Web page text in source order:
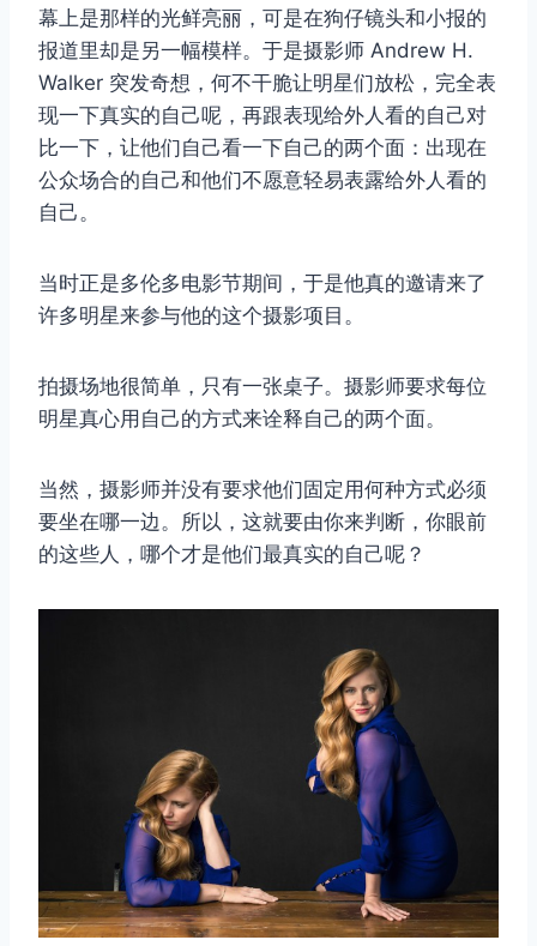
幕上是那样的光鲜亮丽，可是在狗仔镜头和小报的
报道里却是另一幅模样。于是摄影师 Andrew H.
Walker 突发奇想，何不干脆让明星们放松，完全表
现一下真实的自己呢，再跟表现给外人看的自己对
比一下，让他们自己看一下自己的两个面：出现在
公众场合的自己和他们不愿意轻易表露给外人看的
自己。
当时正是多伦多电影节期间，于是他真的邀请来了
许多明星来参与他的这个摄影项目。
拍摄场地很简单，只有一张桌子。摄影师要求每位
明星真心用自己的方式来诠释自己的两个面。
当然，摄影师并没有要求他们固定用何种方式必须
要坐在哪一边。所以，这就要由你来判断，你眼前
的这些人，哪个才是他们最真实的自己呢？